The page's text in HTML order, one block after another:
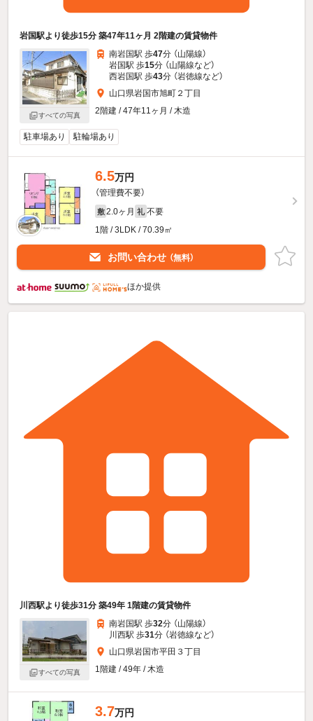
岩国駅より徒歩15分 築47年11ヶ月 2階建の賃貸物件
すべての写真
南岩国駅 歩47分 （山陽線）
岩国駅 歩15分 （山陽線など）
西岩国駅 歩43分 （岩徳線など）
山口県岩国市旭町２丁目
2階建 / 47年11ヶ月 / 木造
駐車場あり 駐輪場あり
6.5万円
（管理費不要）
敷 2.0ヶ月 礼 不要
1階 / 3LDK / 70.39㎡
お問い合わせ （無料）
ほか提供
川西駅より徒歩31分 築49年 1階建の賃貸物件
すべての写真
南岩国駅 歩32分 （山陽線）
川西駅 歩31分 （岩徳線など）
山口県岩国市平田３丁目
1階建 / 49年 / 木造
3.7万円